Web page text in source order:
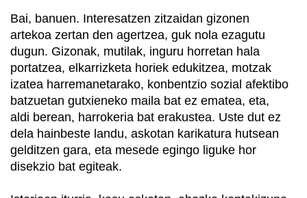
Bai, banuen. Interesatzen zitzaidan gizonen
artekoa zertan den agertzea, guk nola ezagutu
dugun. Gizonak, mutilak, inguru horretan hala
portatzea, elkarrizketa horiek edukitzea, motzak
izatea harremanetarako, konbentzio sozial afektibo
batzuetan gutxieneko maila bat ez ematea, eta,
aldi berean, harrokeria bat erakustea. Uste dut ez
dela hainbeste landu, askotan karikatura hutsean
gelditzen gara, eta mesede egingo liguke hor
disekzio bat egiteak.